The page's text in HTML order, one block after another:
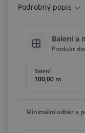
Podrobný popis
Balení a
Produkt
Balení
100,00 m
Minimální odběr a